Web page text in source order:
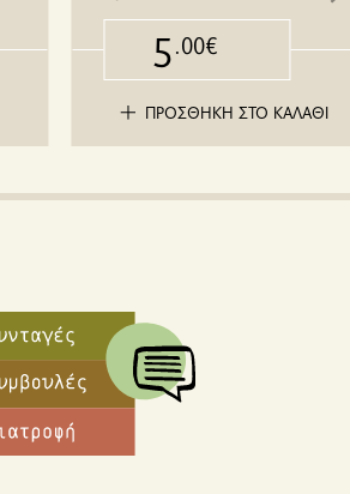
5.00€
ΠΡΟΣΘΗΚΗ ΣΤΟ ΚΑΛΑΘΙ